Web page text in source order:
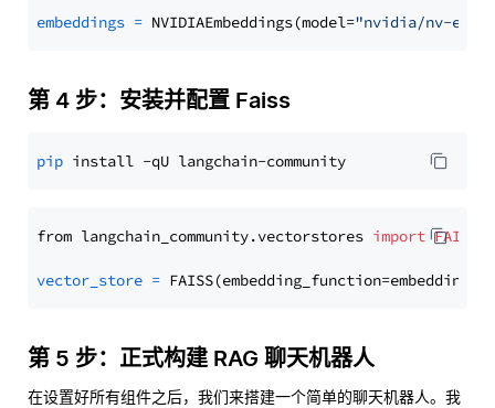
embeddings = NVIDIAEmbeddings(model="nvidia/nv-
第 4 步：安装并配置 Faiss
pip
from langchain_community.vectorstores import FAISS
vector_store =
第 5 步：正式构建 RAG 聊天机器人
在设置好所有组件之后，我们来搭建一个简单的聊天机器人。我